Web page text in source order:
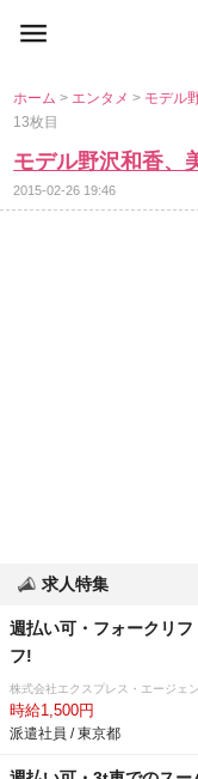
ホーム> エンタメ> モデル
13枚目
モデル野沢和香、
2015-02-26 19:46
求人特集
週払い可・フォークリ
フ!
株式会社エクスプレス・エージェ
時給1,500円
派遣社員 / 東京都